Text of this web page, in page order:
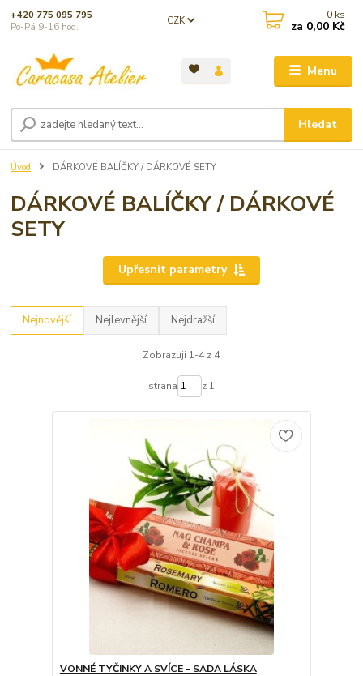
Menu
CZK
Hledat
+420 775 095 795
Po-Pá 9-16 hod.
0 ks
za 0,00 Kč
Úvod DÁRKOVÉ BALÍČKY / DÁRKOVÉ SETY
DÁRKOVÉ BALÍČKY / DÁRKOVÉ
SETY
Upřesnit parametry
Nejnovější Nejlevnější Nejdražší
Zobrazuji 1-4 z 4
strana z 1
VONNÉ TYČINKY A SVÍCE - SADA LÁSKA